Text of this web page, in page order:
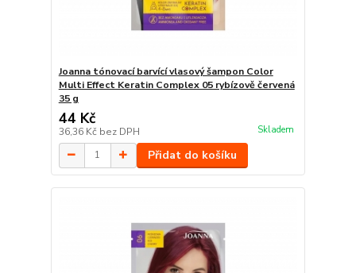
Joanna tónovací barvící vlasový šampon Color
Multi Effect Keratin Complex 05 rybízově červená
35 g
44 Kč
36,36 Kč bez DPH Skladem
Přidat do košíku